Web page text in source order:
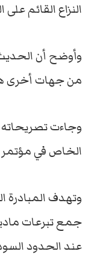
النزاع القائم
وأوضح أن
من جهات أخرى
وجاءت تصريحاته
الخاص في
وتهدف المبادرة
جمع تبرعات
عند الحدود